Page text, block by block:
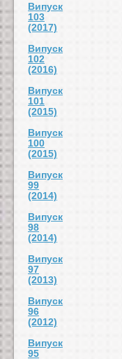
Випуск
103
(2017)
Випуск
102
(2016)
Випуск
101
(2015)
Випуск
100
(2015)
Випуск
99
(2014)
Випуск
98
(2014)
Випуск
97
(2013)
Випуск
96
(2012)
Випуск
95